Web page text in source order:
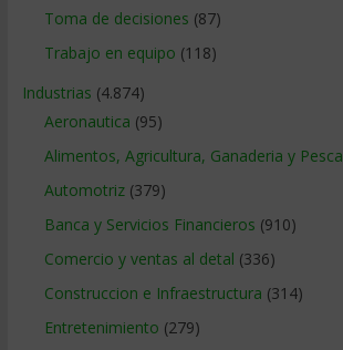
Toma de decisiones (87)
Trabajo en equipo (118)
Industrias (4.874)
Aeronautica (95)
Alimentos, Agricultura, Ganaderia y Pesca
Automotriz(379)
Banca y Servicios Financieros (910)
Comercio y ventas al detal (336)
Construccion e Infraestructura (314)
Entretenimiento (279)